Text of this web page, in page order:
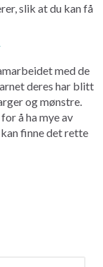
slik at du kan få
med de
deres har blitt
og mønstre.
å ha mye av
finne det rette